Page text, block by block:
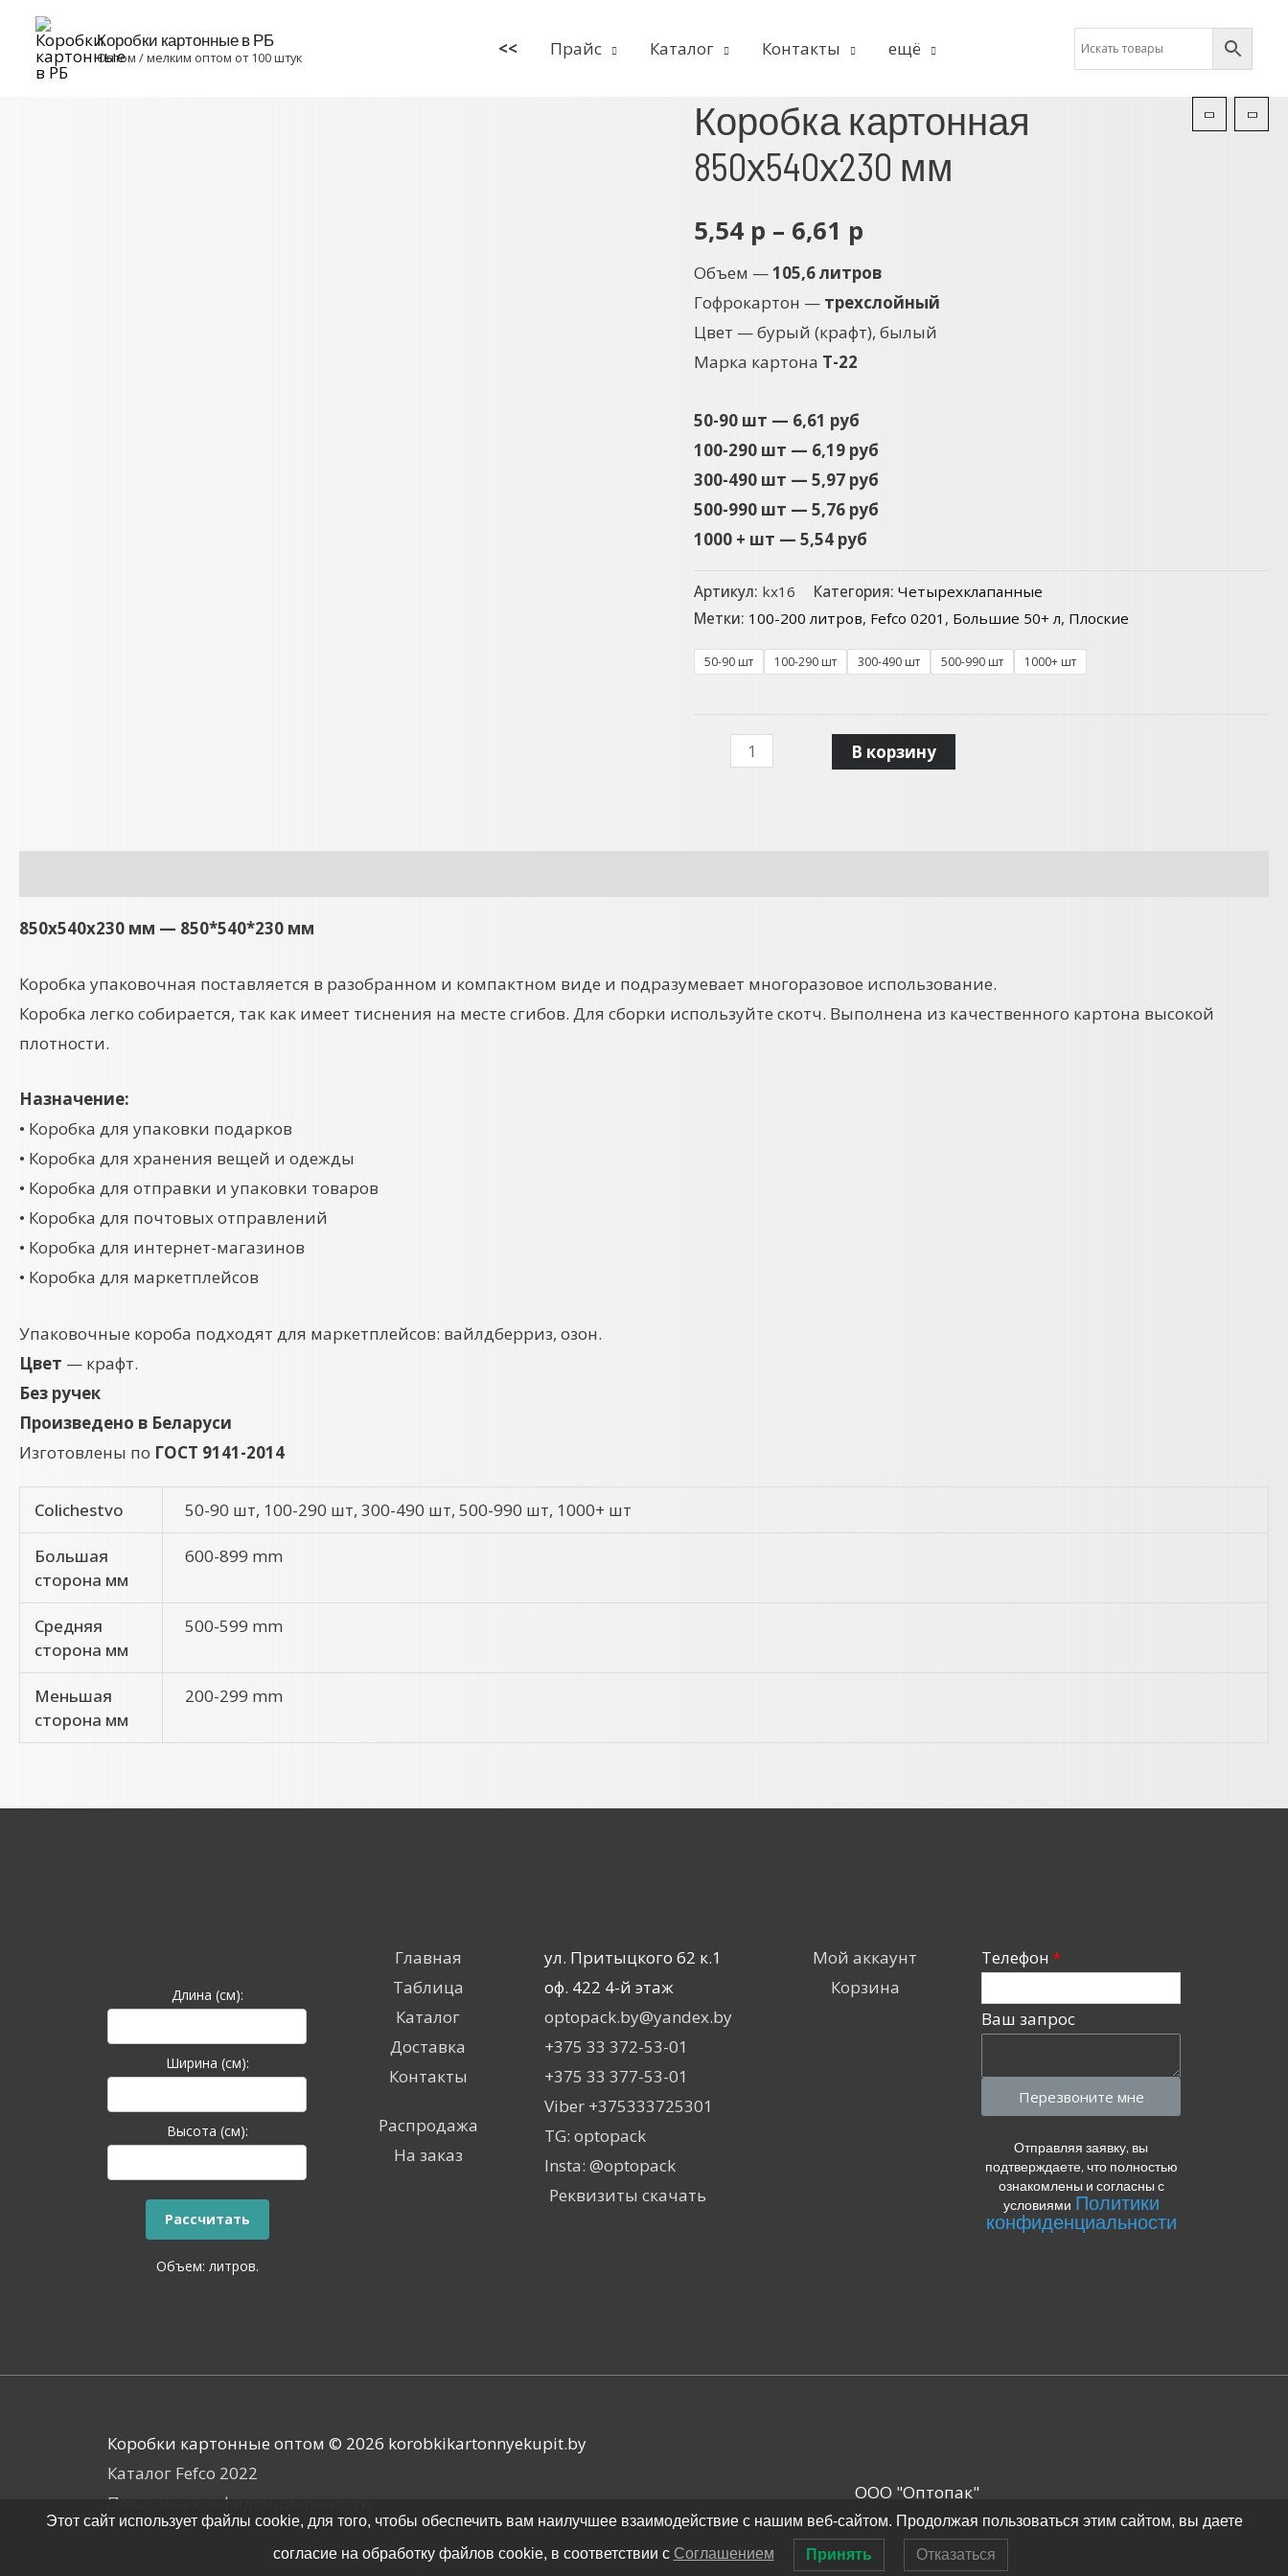
Коробки картонные в РБ
Оптом / мелким оптом от 100 штук << Прайс Каталог Контакты ещё
Коробка картонная
850х540х230 мм
5,54 р – 6,61 р
Объем —105,6 литров
Гофрокартон — трехслойный
Цвет — бурый (крафт), былый
Марка картона Т-22
50-90 шт — 6,61 руб
100-290 шт — 6,19 руб
300-490 шт — 5,97 руб
500-990 шт — 5,76 руб
1000 + шт — 5,54 руб
Артикул: kx16 Категория:Четырехклапанные
Метки: 100-200 литров, Fefco 0201 , Большие 50+ л, Плоские
50-90 шт 100-290 шт 300-490 шт 500-990 шт 1000+ шт
В корзину
850x540x230 мм — 850*540*230 мм
Коробка упаковочная поставляется в разобранном и компактном виде и подразумевает многоразовое использование.
Коробка легко собирается, так как имеет тиснения на месте сгибов. Для сборки используйте скотч. Выполнена из качественного картона высокой
плотности.
Назначение:
• Коробка для упаковки подарков
• Коробка для хранения вещей и одежды
• Коробка для отправки и упаковки товаров
• Коробка для почтовых отправлений
• Коробка для интернет-магазинов
• Коробка для маркетплейсов
Упаковочные короба подходят для маркетплейсов: вайлдберриз, озон.
Цвет — крафт.
Без ручек
Произведено в Беларуси
Изготовлены по ГОСТ 9141-2014
Colichestvo 50-90 шт, 100-290 шт, 300-490 шт, 500-990 шт, 1000+ шт
Большая
сторона мм
600-899 mm
Средняя
сторона мм
500-599 mm
Меньшая
сторона мм
200-299 mm
Длина (см):
Ширина (см):
Высота (см):
Объем: литров.
Главная
Таблица
Каталог
Доставка
Контакты
Распродажа
На заказ
ул. Притыцкого 62 к.1
оф. 422 4-й этаж
optopack.by@yandex.by
+375 33 372-53-01
+375 33 377-53-01
Viber +375333725301
TG: optopack
Insta: @optopack
Реквизиты скачать
Мой аккаунт
Корзина
Телефон
Ваш запрос
Перезвоните мне
Отправляя заявку, вы
подтверждаете, что полностью
ознакомлены и согласны с
условиями Политики
конфиденциальности
Коробки картонные оптом © 2026 korobkikartonnyekupit.by
Каталог Fefco 2022
Политика конфиденциальности
ООО "Оптопак"
Этот сайт использует файлы cookie, для того, чтобы обеспечить вам наилучшее взаимодействие с нашим веб-сайтом. Продолжая пользоваться этим сайтом, вы даете
согласие на обработку файлов cookie, в соответствии с Соглашением Принять Отказаться